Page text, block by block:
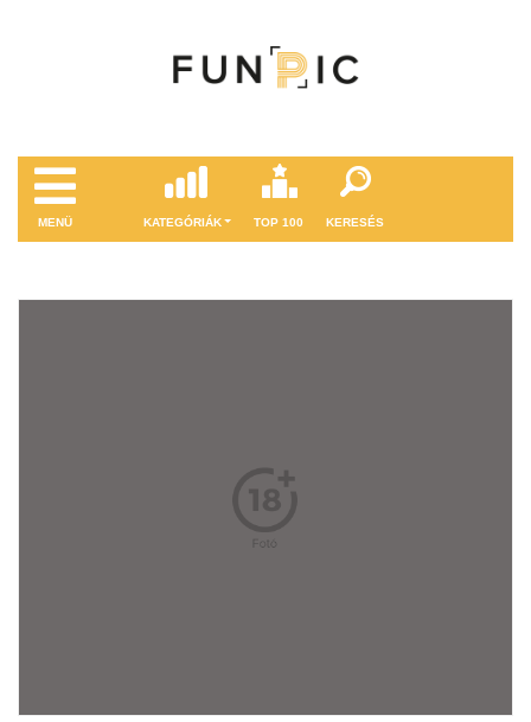
MENÜ KATEGÓRIÁK TOP 100 KERESÉS